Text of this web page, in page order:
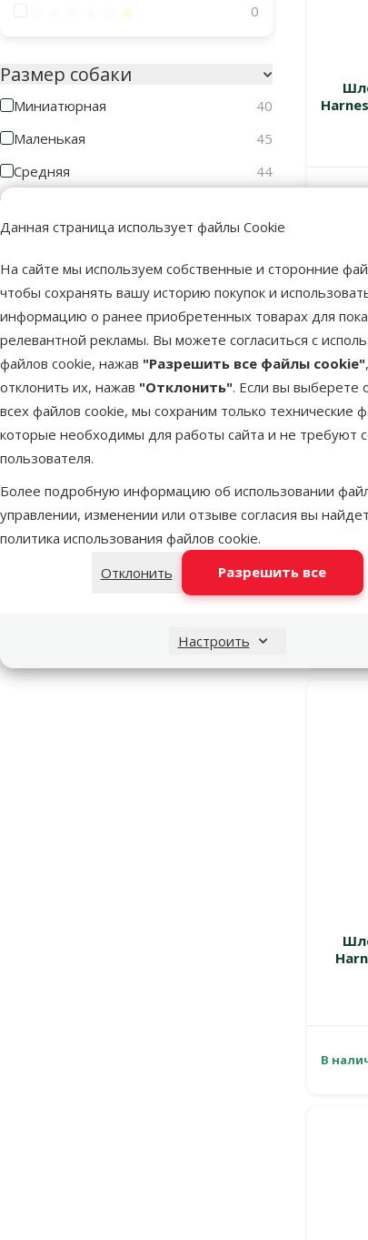
Данная страница использует файлы Cookie
На сайте мы используем собственные и сторонние
чтобы сохранять вашу историю покупок и
информацию о ранее приобретенных товарах для
релевантной рекламы. Вы можете согласиться с
файлов cookie, нажав "Разрешить все файлы cookie"
отклонить их, нажав "Отклонить". Если вы выберете
всех файлов cookie, мы сохраним только технические
которые необходимы для работы сайта и не требуют
пользователя.
Более подробную информацию об использовании
управлении, изменении или отзыве согласия вы
политика использования файлов cookie.
Отклонить
Разрешить все
Настроить
Оценка 20%
0
Размер собаки
Миниатюрная
40
Маленькая
45
Средняя
44
Гигантская
11
Материал
Нейлон
62
Неопрен
17
Полиэстер
34
Светоотражающий
1
Цвет
ЗеленыйКрасныйОранжевый
РозовыйСерыйСинийТемно-серый
Черный
В